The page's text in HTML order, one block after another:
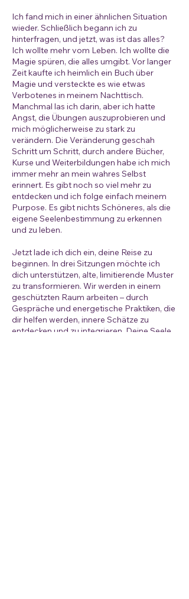
Ich fand mich in einer ähnlichen Situation
wieder. Schließlich begann ich zu
hinterfragen, und jetzt, was ist das alles?
Ich wollte mehr vom Leben. Ich wollte die
Magie spüren, die alles umgibt. Vor langer
Zeit kaufte ich heimlich ein Buch über
Magie und versteckte es wie etwas
Verbotenes in meinem Nachttisch.
Manchmal las ich darin, aber ich hatte
Angst, die Übungen auszuprobieren und
mich möglicherweise zu stark zu
verändern. Die Veränderung geschah
Schritt um Schritt, durch andere Bücher,
Kurse und Weiterbildungen habe ich mich
immer mehr an mein wahres Selbst
erinnert. Es gibt noch so viel mehr zu
entdecken und ich folge einfach meinem
Purpose. Es gibt nichts Schöneres, als die
eigene Seelenbestimmung zu erkennen
und zu leben.
Jetzt lade ich dich ein, deine Reise zu
beginnen. In drei Sitzungen möchte ich
dich unterstützen, alte, limitierende Muster
zu transformieren. Wir werden in einem
geschützten Raum arbeiten – durch
Gespräche und energetische Praktiken, die
dir helfen werden, innere Schätze zu
entdecken und zu integrieren. Deine Seele